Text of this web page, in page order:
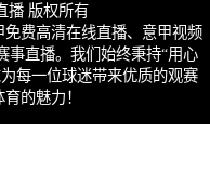
播 版权所有
费高清在线直播、意甲视频
事直播。我们始终秉持“用心
每一位球迷带来优质的观赛
的魅力！